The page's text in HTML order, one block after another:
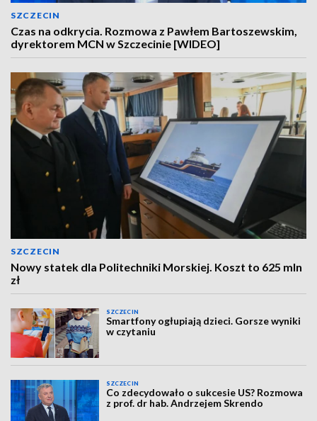
SZCZECIN
Czas na odkrycia. Rozmowa z Pawłem Bartoszewskim,
dyrektorem MCN w Szczecinie [WIDEO]
SZCZECIN
Nowy statek dla Politechniki Morskiej. Koszt to 625 mln
zł
SZCZECIN
Smartfony ogłupiają dzieci. Gorsze wyniki
w czytaniu
SZCZECIN
Co zdecydowało o sukcesie US? Rozmowa
z prof. dr hab. Andrzejem Skrendo